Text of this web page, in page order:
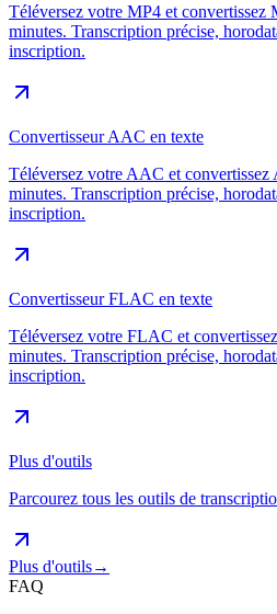
Téléversez votre MP4 et convertissez
minutes. Transcription précise,
inscription.
Convertisseur AAC en texte
Téléversez votre AAC et convertissez
minutes. Transcription précise,
inscription.
Convertisseur FLAC en texte
Téléversez votre FLAC et
minutes. Transcription précise,
inscription.
Plus d'outils
Parcourez tous les outils de
Plus d'outils→
FAQ